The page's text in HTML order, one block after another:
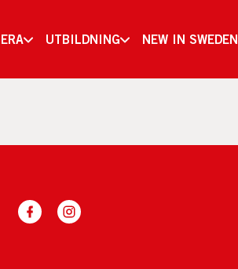
UTBILDNING NEW IN SWEDEN